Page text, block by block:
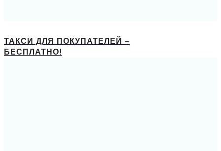
ТАКСИ ДЛЯ ПОКУПАТЕЛЕЙ –
БЕСПЛАТНО!